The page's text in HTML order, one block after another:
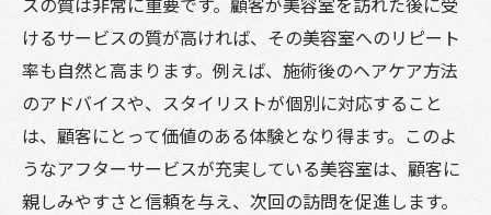
けるサービスの質が高ければ、その美容室へのリピート
率も自然と高まります。例えば、施術後のヘアケア方法
のアドバイスや、スタイリストが個別に対応すること
は、顧客にとって価値のある体験となり得ます。このよ
うなアフターサービスが充実している美容室は、顧客に
親しみやすさと信頼を与え、次回の訪問を促進します。